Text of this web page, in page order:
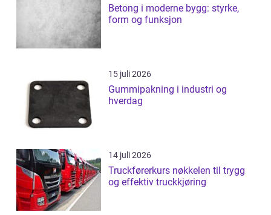
Betong i moderne bygg: styrke,
form og funksjon
15 juli 2026
Gummipakning i industri og
hverdag
14 juli 2026
Truckførerkurs nøkkelen til trygg
og effektiv truckkjøring